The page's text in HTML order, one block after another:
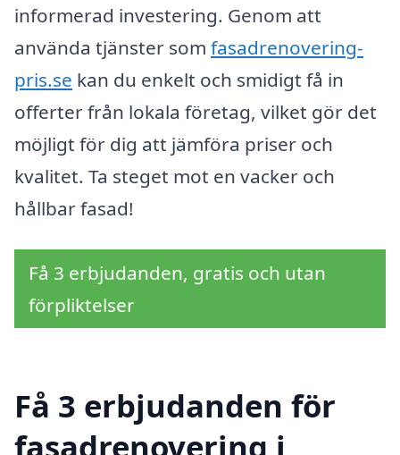
informerad investering. Genom att
använda tjänster som fasadrenovering-
pris.se kan du enkelt och smidigt få in
offerter från lokala företag, vilket gör det
möjligt för dig att jämföra priser och
kvalitet. Ta steget mot en vacker och
hållbar fasad!
Få 3 erbjudanden, gratis och utan
förpliktelser
Få 3 erbjudanden för